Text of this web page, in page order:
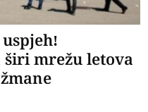
mrežu letova